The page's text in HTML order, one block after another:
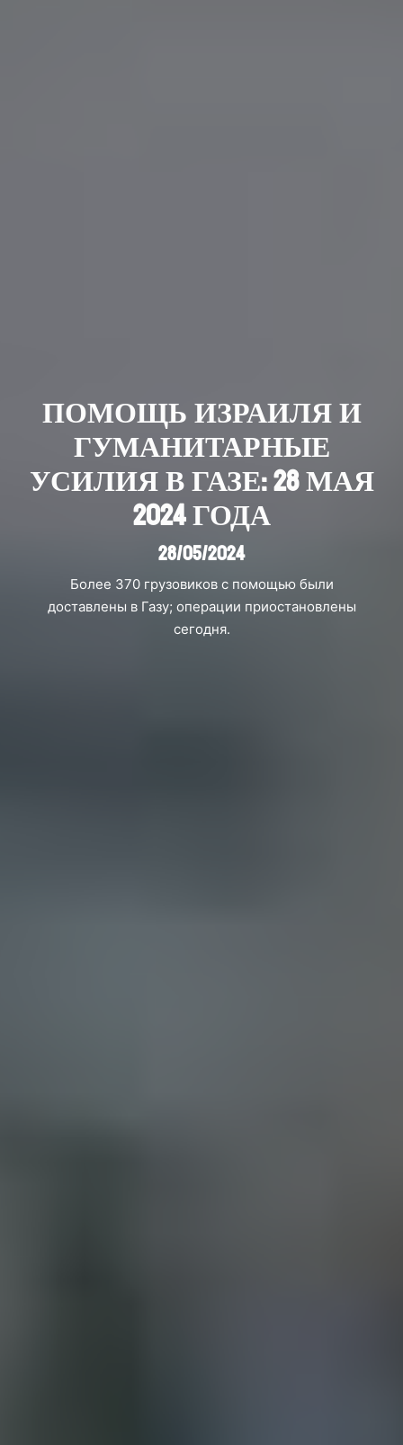
ПОМОЩЬ ИЗРАИЛЯ И
ГУМАНИТАРНЫЕ
УСИЛИЯ В ГАЗЕ: 28 МАЯ
2024 ГОДА
28/05/2024
Более 370 грузовиков с помощью были
доставлены в Газу; операции приостановлены
сегодня.